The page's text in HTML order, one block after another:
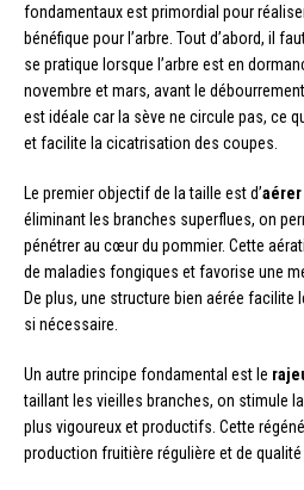
fondamentaux est primordial pour
bénéfique pour l’arbre. Tout d’abord, il
se pratique lorsque l’arbre est en
novembre et mars, avant le
est idéale car la sève ne circule pas, ce
et facilite la cicatrisation des coupes.
Le premier objectif de la taille est d’
éliminant les branches superflues, on
pénétrer au cœur du pommier. Cette
de maladies fongiques et favorise une
De plus, une structure bien aérée
si nécessaire.
Un autre principe fondamental est le
taillant les vieilles branches, on stimule
plus vigoureux et productifs. Cette
production fruitière régulière et de qualité